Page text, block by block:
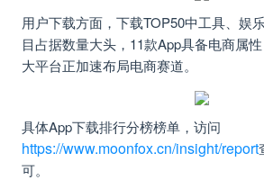
用户下载方面 ， 下载TOP50中工具、娱
目占据数量大头，11款App具备电商属
大平台正加速布局电商赛道。
具体App下载排行分榜榜单，访问
https://www.moonfox.cn/insight/report
可。